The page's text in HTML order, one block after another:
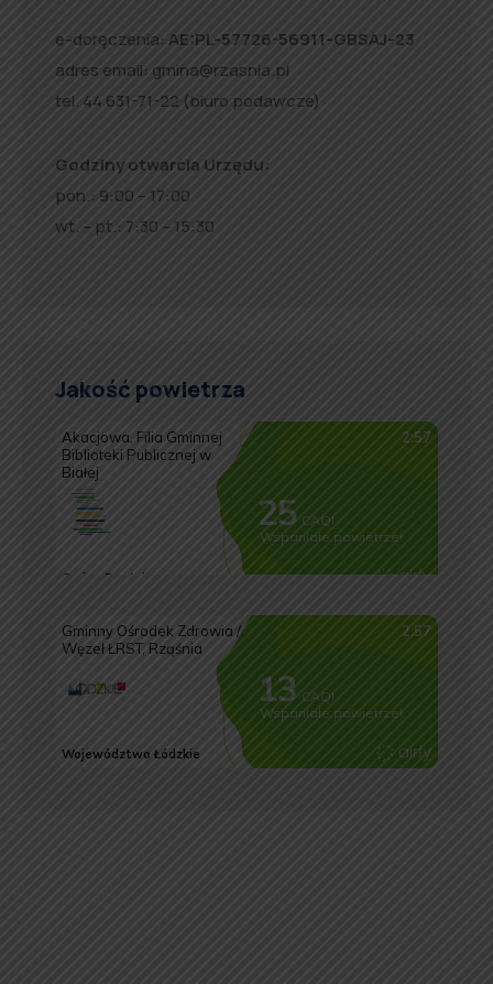
e-doręczenia: AE:PL-57726-56911-GBSAJ-23
adres email: gmina@rzasnia.pl
tel. 44 631-71-22 (biuro podawcze)
Godziny otwarcia Urzędu:
pon.: 9:00 – 17:00
wt. – pt.: 7:30 – 15:30
Jakość powietrza